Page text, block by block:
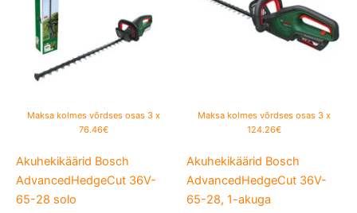
Maksa kolmes võrdses osas 3 x
76.46€
Akuhekikäärid Bosch
AdvancedHedgeCut 36V-
65-28 solo
Maksa kolmes võrdses osas 3 x
124.26€
Akuhekikäärid Bosch
AdvancedHedgeCut 36V-
65-28, 1-akuga